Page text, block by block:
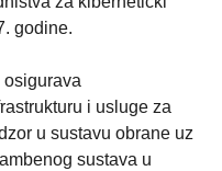
godine.
i usluge za
u sustavu obrane uz
sustava u